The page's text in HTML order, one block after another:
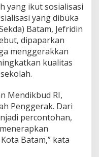
yang ikut sosialisasi
yang dibuka
Batam, Jefridin
dipaparkan
menggerakkan
kualitas
Mendikbud RI,
Penggerak. Dari
percontohan,
Batam,” kata